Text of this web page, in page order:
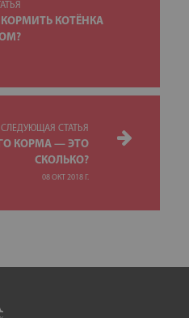
КОТЁНКА
СЛЕДУЮЩАЯ СТАТЬЯ
КОРМА — ЭТО
СКОЛЬКО?
08 ОКТ 2018 Г.